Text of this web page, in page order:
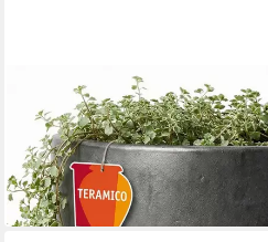
TERAMICO
Blumentopf Pflanzgefäß "Egg
Frostfest
ab 18,99 € UVP29,00 €
-35%
in 2-3 Werktagen bei dir